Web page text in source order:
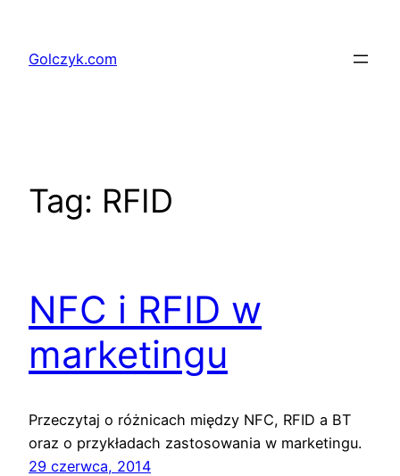
treściGolczyk.com
Tag: RFID
NFC i RFID w
marketingu
Przeczytaj o różnicach między NFC, RFID a BT
oraz o przykładach zastosowania w marketingu.
29 czerwca, 2014